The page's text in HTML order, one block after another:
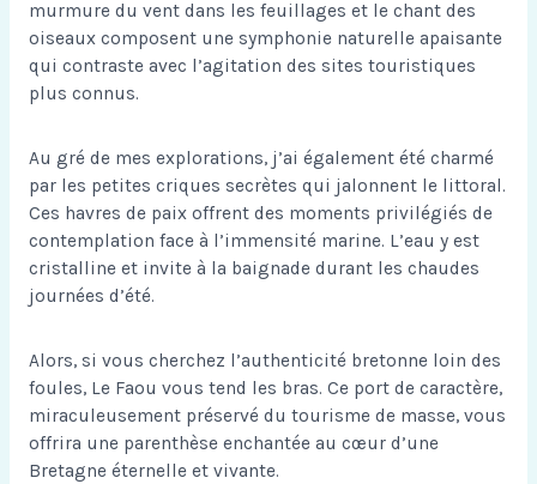
murmure du vent dans les feuillages et le chant des
oiseaux composent une symphonie naturelle apaisante
qui contraste avec l’agitation des sites touristiques
plus connus.
Au gré de mes explorations, j’ai également été charmé
par les petites criques secrètes qui jalonnent le littoral.
Ces havres de paix offrent des moments privilégiés de
contemplation face à l’immensité marine. L’eau y est
cristalline et invite à la baignade durant les chaudes
journées d’été.
Alors, si vous cherchez l’authenticité bretonne loin des
foules, Le Faou vous tend les bras. Ce port de caractère,
miraculeusement préservé du tourisme de masse, vous
offrira une parenthèse enchantée au cœur d’une
Bretagne éternelle et vivante.